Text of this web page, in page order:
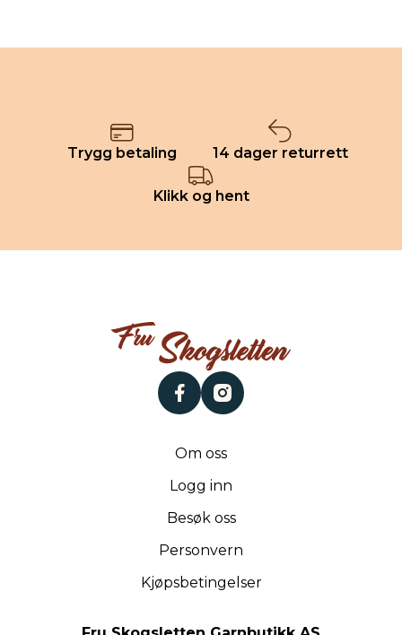
Trygg betaling 14 dager returrett
Klikk og hent
facebookinstagram
Om oss
Logg inn
Besøk oss
Personvern
Kjøpsbetingelser